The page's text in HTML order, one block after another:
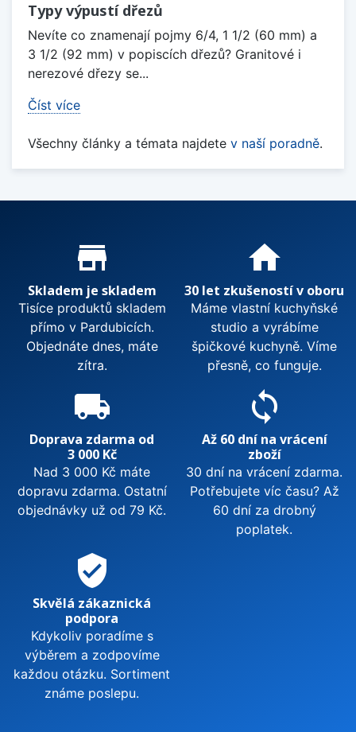
Typy výpustí dřezů
Nevíte co znamenají pojmy 6/4, 1 1/2 (60 mm) a
3 1/2 (92 mm) v popiscích dřezů? Granitové i
nerezové dřezy se...
Číst více
Všechny články a témata najdete v naší poradně.
Proč nakupovat u nás?
store_mall_directory
Skladem je skladem
Tisíce produktů skladem
přímo v Pardubicích.
Objednáte dnes, máte
zítra.
home
30 let zkušeností v oboru
Máme vlastní kuchyňské
studio a vyrábíme
špičkové kuchyně. Víme
přesně, co funguje.
local_shipping
Doprava zdarma od
3 000 Kč
Nad 3 000 Kč máte
dopravu zdarma. Ostatní
objednávky už od 79 Kč.
sync
Až 60 dní na vrácení
zboží
30 dní na vrácení zdarma.
Potřebujete víc času? Až
60 dní za drobný
poplatek.
verified_user
Skvělá zákaznická
podpora
Kdykoliv poradíme s
výběrem a zodpovíme
každou otázku. Sortiment
známe poslepu.